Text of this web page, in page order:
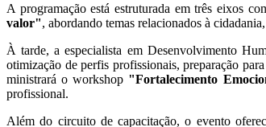
A programação está estruturada em três eixos
valor", abordando temas relacionados à
À tarde, a especialista em Desenvolvimento
otimização de perfis profissionais, preparação
ministrará o workshop "Fortalecimento
profissional.
Além do circuito de capacitação, o evento